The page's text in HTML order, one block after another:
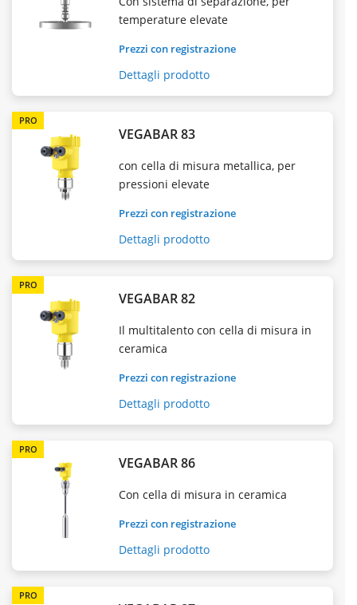
temperature elevate
Prezzi con registrazione
Dettagli prodotto
PRO
VEGABAR 83
con cella di misura metallica, per
pressioni elevate
Prezzi con registrazione
Dettagli prodotto
PRO
VEGABAR 82
Il multitalento con cella di misura in
ceramica
Prezzi con registrazione
Dettagli prodotto
PRO
VEGABAR 86
Con cella di misura in ceramica
Prezzi con registrazione
Dettagli prodotto
PRO